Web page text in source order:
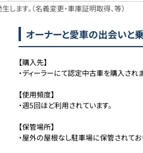
ます。（名義変更・車庫証明取得、等）
オーナーと愛車の出会いと
【購入先】
・ディーラーにて認定中古車を購入され
【使用頻度】
・週5回ほど利用されています。
【保管場所】
・屋外の屋根なし駐車場に保管されてお